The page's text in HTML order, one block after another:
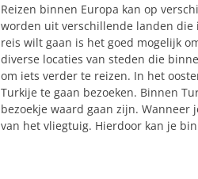
Reizen binnen Europa kan op
worden uit verschillende landen
reis wilt gaan is het goed mogelijk
diverse locaties van steden die
om iets verder te reizen. In het
Turkije te gaan bezoeken. Binnen
bezoekje waard gaan zijn.
van het vliegtuig. Hierdoor kan je